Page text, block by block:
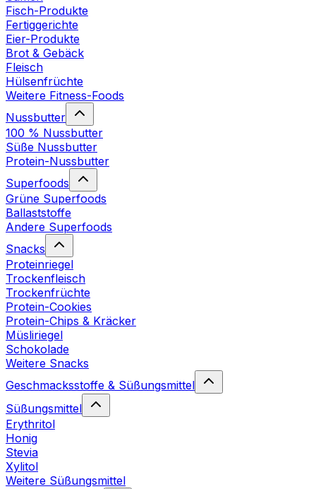
Fisch-Produkte
Fertiggerichte
Eier-Produkte
Brot & Gebäck
Fleisch
Hülsenfrüchte
Weitere Fitness-Foods
Nussbutter
100 % Nussbutter
Süße Nussbutter
Protein-Nussbutter
Superfoods
Grüne Superfoods
Ballaststoffe
Andere Superfoods
Snacks
Proteinriegel
Trockenfleisch
Trockenfrüchte
Protein-Cookies
Protein-Chips & Kräcker
Müsliriegel
Schokolade
Weitere Snacks
Geschmacksstoffe & Süßungsmittel
Süßungsmittel
Erythritol
Honig
Stevia
Xylitol
Weitere Süßungsmittel